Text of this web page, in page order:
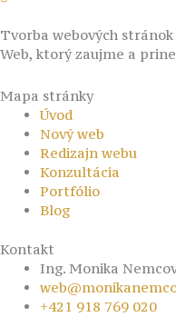
Tvorba webových
Web, ktorý zaujme a
Mapa stránky
Úvod
Nový web
Redizajn webu
Konzultácia
Portfólio
Blog
Kontakt
Ing. Monika
+421 918 769 020